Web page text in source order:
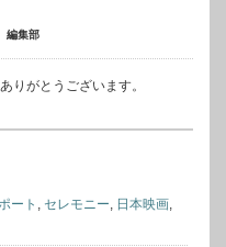
編集部
りがとうございます。
ート , セレモニー, 日本映画,